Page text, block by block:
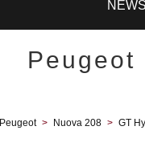
NEWS
Peugeot
Peugeot > Nuova 208 > GT